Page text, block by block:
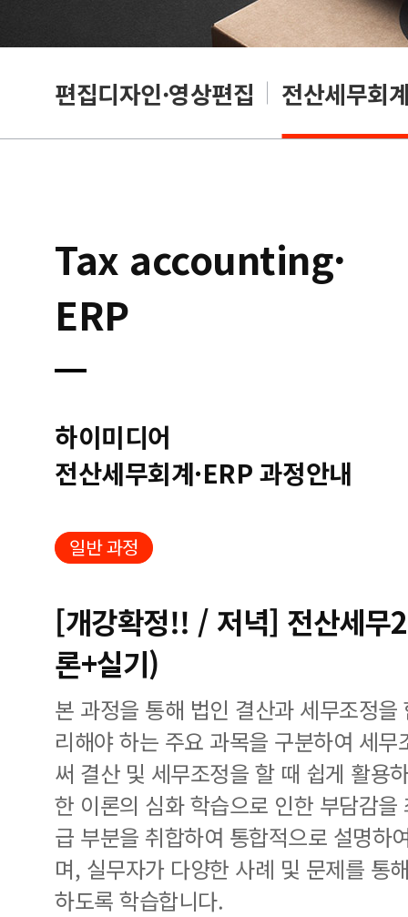
편집디자인·영상편집 전산세무회
Tax accounting·
ERP
하이미디어
전산세무회계·ERP 과정안내
일반 과정
[개강확정!! / 저녁] 전산세무
론+실기)
본 과정을 통해 법인 결산과 세무조정
리해야 하는 주요 과목을 구분하여 세
써 결산 및 세무조정을 할 때 쉽게 활용
한 이론의 심화 학습으로 인한 부담감
급 부분을 취합하여 통합적으로 설명하
며, 실무자가 다양한 사례 및 문제를 통
하도록 학습합니다.